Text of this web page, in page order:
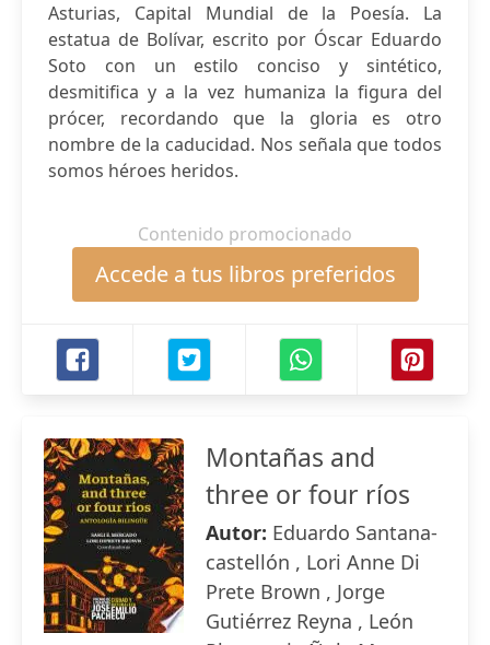
Asturias, Capital Mundial de la Poesía. La
estatua de Bolívar, escrito por Óscar Eduardo
Soto con un estilo conciso y sintético,
desmitifica y a la vez humaniza la figura del
prócer, recordando que la gloria es otro
nombre de la caducidad. Nos señala que todos
somos héroes heridos.
Contenido promocionado
Accede a tus libros preferidos
Montañas and
three or four ríos
Autor: Eduardo Santana-
castellón , Lori Anne Di
Prete Brown , Jorge
Gutiérrez Reyna , León